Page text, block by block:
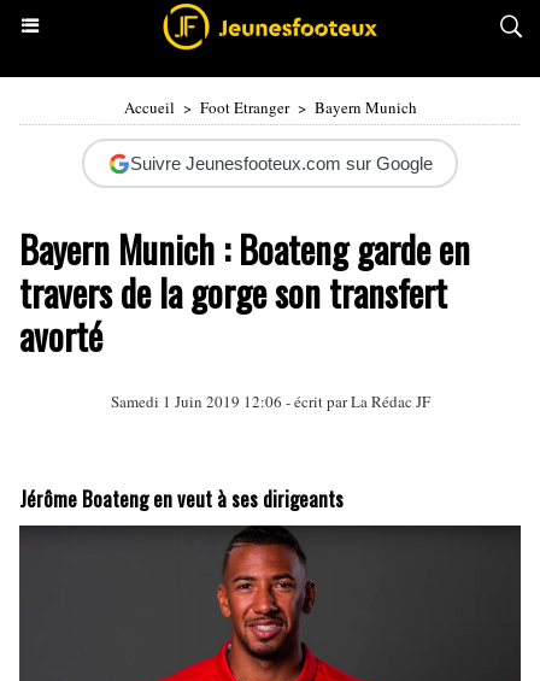
Accueil > Foot Etranger > Bayern Munich
Suivre Jeunesfooteux.com sur Google
Bayern Munich : Boateng garde en
travers de la gorge son transfert
avorté
Samedi 1 Juin 2019 12:06 - écrit par La Rédac JF
Jérôme Boateng en veut à ses dirigeants